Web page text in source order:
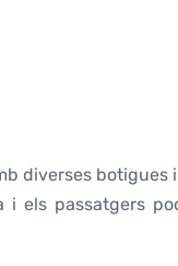
diverses
els passatgers